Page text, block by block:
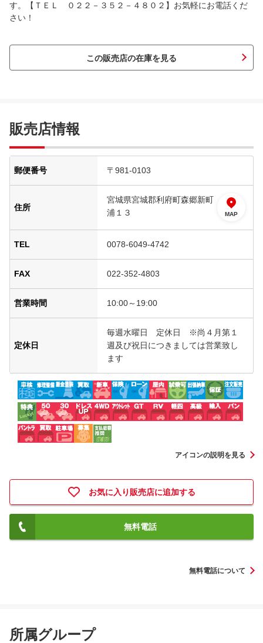
す。【ＴＥＬ ０２２－３５２－４８０２】お気軽にお電話くだ
さい！
この販売店の在庫を見る
販売店情報
郵便番号 〒981-0103
住所
宮城県宮城郡利府町森郷新町
浦１３
MAP
TEL 0078-6049-4742
FAX 022-352-4803
営業時間 10:00～19:00
定休日
毎週水曜日 定休日 ※尚４月第１
週及び祝日につきましては営業致し
ます
アイコンの説明を見る
お気に入り販売店に追加する
無料電話
無料電話について
所属グループ